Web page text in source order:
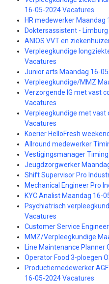
16-05-2024 Vacatures
HR medewerker Maandag
Doktersassistent -
ANIOS VVT en
Verpleegkundige
Vacatures
Junior arts Maandag 16-
Verpleegkundige/MMZ
Verzorgende IG met vast
Vacatures
Verpleegkundige met
Vacatures
Koerier HelloFresh
Allround medewerker
Vestigingsmanager
Jeugdzorgwerker
Shift Supervisor Pro
Mechanical Engineer Pro
KYC Analist Maandag 16-
Psychiatrisch
Vacatures
Customer Service
MMZ/Verpleegkundige
Line Maintenance Planner
Operator Food 3-ploegen
Productiemedewerker
16-05-2024 Vacatures